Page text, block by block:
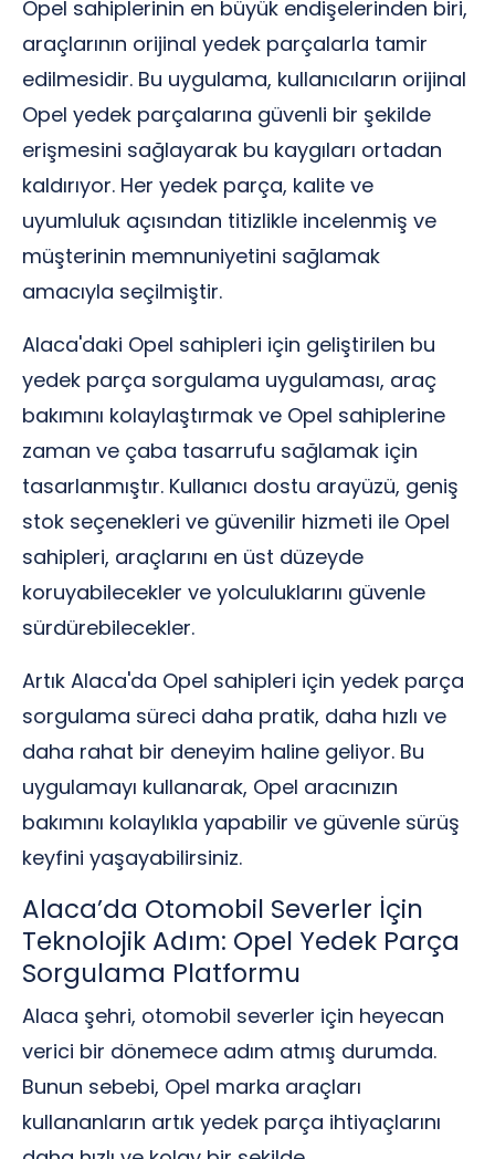
Opel sahiplerinin en büyük endişelerinden biri,
araçlarının orijinal yedek parçalarla tamir
edilmesidir. Bu uygulama, kullanıcıların orijinal
Opel yedek parçalarına güvenli bir şekilde
erişmesini sağlayarak bu kaygıları ortadan
kaldırıyor. Her yedek parça, kalite ve
uyumluluk açısından titizlikle incelenmiş ve
müşterinin memnuniyetini sağlamak
amacıyla seçilmiştir.
Alaca'daki Opel sahipleri için geliştirilen bu
yedek parça sorgulama uygulaması, araç
bakımını kolaylaştırmak ve Opel sahiplerine
zaman ve çaba tasarrufu sağlamak için
tasarlanmıştır. Kullanıcı dostu arayüzü, geniş
stok seçenekleri ve güvenilir hizmeti ile Opel
sahipleri, araçlarını en üst düzeyde
koruyabilecekler ve yolculuklarını güvenle
sürdürebilecekler.
Artık Alaca'da Opel sahipleri için yedek parça
sorgulama süreci daha pratik, daha hızlı ve
daha rahat bir deneyim haline geliyor. Bu
uygulamayı kullanarak, Opel aracınızın
bakımını kolaylıkla yapabilir ve güvenle sürüş
keyfini yaşayabilirsiniz.
Alaca’da Otomobil Severler İçin
Teknolojik Adım: Opel Yedek Parça
Sorgulama Platformu
Alaca şehri, otomobil severler için heyecan
verici bir dönemece adım atmış durumda.
Bunun sebebi, Opel marka araçları
kullananların artık yedek parça ihtiyaçlarını